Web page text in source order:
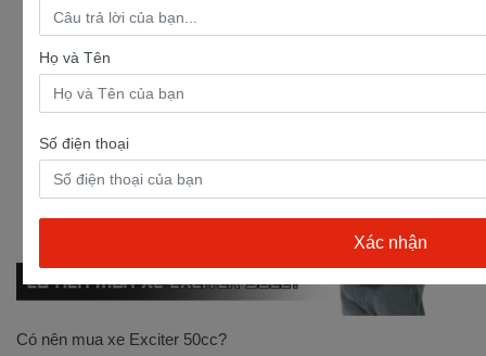
Có nên mua xe Exciter 50cc?
Họ và Tên
Số điện thoại